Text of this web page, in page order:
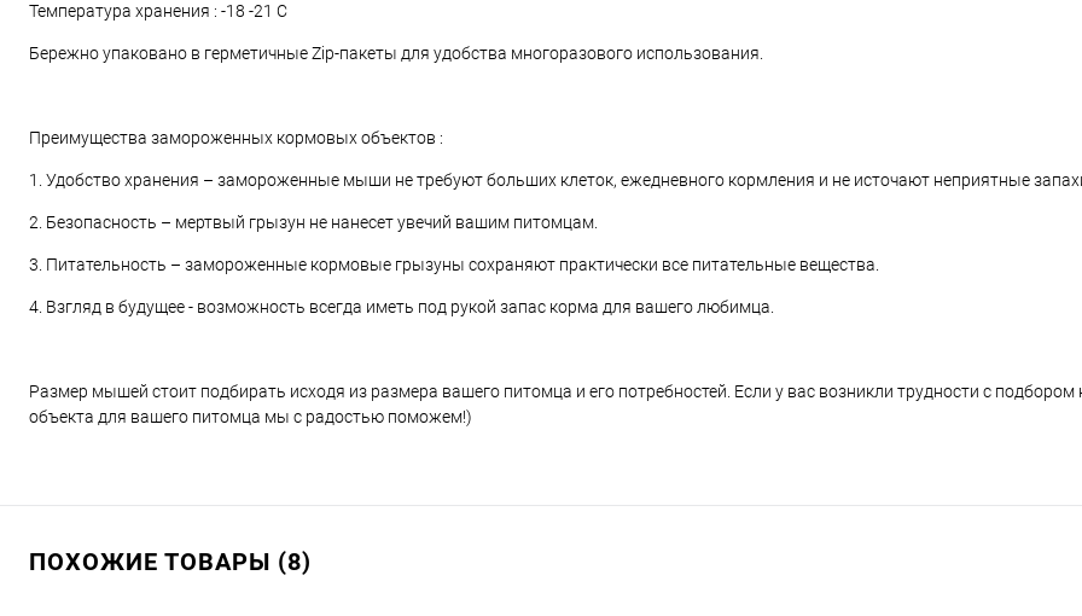
Температура хранения : -18 -21 С
Бережно упаковано в герметичные Zip-пакеты для удобства многоразового использования.
Преимущества замороженных кормовых объектов :
1. Удобство хранения – замороженные мыши не требуют больших клеток, ежедневного кормления и не источают неприятные
2. Безопасность – мертвый грызун не нанесет увечий вашим питомцам.
3. Питательность – замороженные кормовые грызуны сохраняют практически все питательные вещества.
4. Взгляд в будущее - возможность всегда иметь под рукой запас корма для вашего любимца.
Размер мышей стоит подбирать исходя из размера вашего питомца и его потребностей. Если у вас возникли трудности с подбором
объекта для вашего питомца мы с радостью поможем!)
ПОХОЖИЕ ТОВАРЫ (8)